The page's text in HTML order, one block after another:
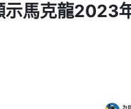
示馬克龍2023